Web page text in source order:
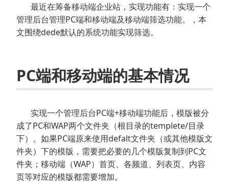
最近在筹备移动端企业站，实现功能有：实现一个
管理后台管理PC端和移动端及移动端筛选功能。，本
文围绕dede默认的系统功能实现筛选。
PC端和移动端的基本情况
实现一个管理后台PC端+移动端功能后，模版被分
成了PC和WAP两个文件夹（根目录的templete/目录
下）。如果PC端原来使用defalt文件夹（或其他模版文
件夹）下的模版，需要把必要的几个模版复制到PC文
件夹；移动端（WAP）首页、各频道、列表页、内容
页等对应的模版都需要增加。